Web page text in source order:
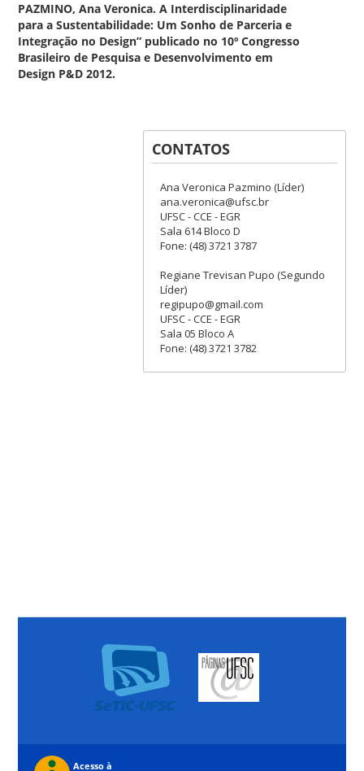
PAZMINO, Ana Veronica. A Interdisciplinaridade
para a Sustentabilidade: Um Sonho de Parceria e
Integração no Design” publicado no 10º Congresso
Brasileiro de Pesquisa e Desenvolvimento em
Design P&D 2012.
CONTATOS
Ana Veronica Pazmino (Líder)
ana.veronica@ufsc.br
UFSC - CCE - EGR
Sala 614 Bloco D
Fone: (48) 3721 3787
Regiane Trevisan Pupo (Segundo
Líder)
regipupo@gmail.com
UFSC - CCE - EGR
Sala 05 Bloco A
Fone: (48) 3721 3782